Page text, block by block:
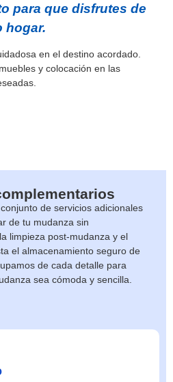
para que disfrutes de
hogar.
en el destino acordado.
y colocación en las
de servicios adicionales
de tu mudanza sin
limpieza post-mudanza y el
el almacenamiento seguro de
de cada detalle para
sea cómoda y sencilla.